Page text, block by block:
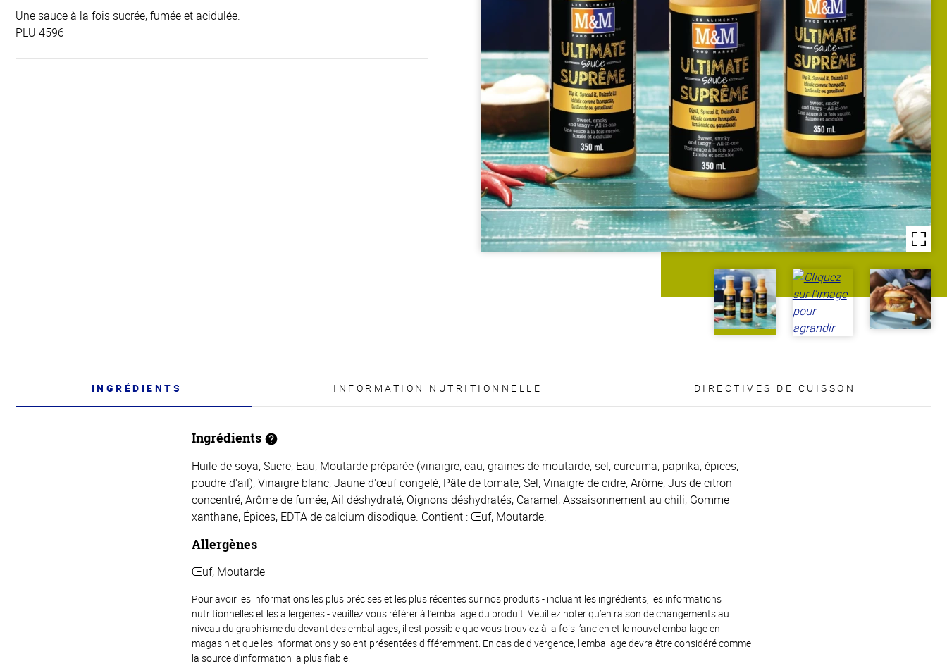
Une sauce à la fois sucrée, fumée et acidulée.
PLU 4596
INGRÉDIENTS INFORMATION NUTRITIONNELLE DIRECTIVES DE CUISSON
Ingrédients
Huile de soya, Sucre, Eau, Moutarde préparée (vinaigre, eau, graines de moutarde, sel, curcuma, paprika, épices,
poudre d'ail), Vinaigre blanc, Jaune d'œuf congelé, Pâte de tomate, Sel, Vinaigre de cidre, Arôme, Jus de citron
concentré, Arôme de fumée, Ail déshydraté, Oignons déshydratés, Caramel, Assaisonnement au chili, Gomme
xanthane, Épices, EDTA de calcium disodique. Contient : Œuf, Moutarde.
Allergènes
Œuf, Moutarde
Pour avoir les informations les plus précises et les plus récentes sur nos produits - incluant les ingrédients, les informations
nutritionnelles et les allergènes - veuillez vous référer à l’emballage du produit. Veuillez noter qu’en raison de changements au
niveau du graphisme du devant des emballages, il est possible que vous trouviez à la fois l’ancien et le nouvel emballage en
magasin et que les informations y soient présentées différemment. En cas de divergence, l’emballage devra être considéré comme
la source d'information la plus fiable.